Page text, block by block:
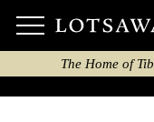
The Home of